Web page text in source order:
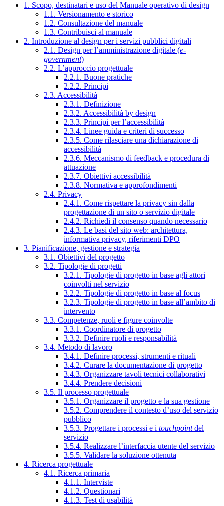
1. Scopo, destinatari e uso del Manuale operativo di design
1.1. Versionamento e storico
1.2. Consultazione del manuale
1.3. Contribuisci al manuale
2. Introduzione al design per i servizi pubblici digitali
2.1. Design per l’amministrazione digitale (e-
government)
2.2. L’approccio progettuale
2.2.1. Buone pratiche
2.2.2. Principi
2.3. Accessibilità
2.3.1. Definizione
2.3.2. Accessibilità by design
2.3.3. Principi per l’accessibilità
2.3.4. Linee guida e criteri di successo
2.3.5. Come rilasciare una dichiarazione di
accessibilità
2.3.6. Meccanismo di feedback e procedura di
attuazione
2.3.7. Obiettivi accessibilità
2.3.8. Normativa e approfondimenti
2.4. Privacy
2.4.1. Come rispettare la privacy sin dalla
progettazione di un sito o servizio digitale
2.4.2. Richiedi il consenso quando necessario
2.4.3. Le basi del sito web: architettura,
informativa privacy, riferimenti DPO
3. Pianificazione, gestione e strategia
3.1. Obiettivi del progetto
3.2. Tipologie di progetti
3.2.1. Tipologie di progetto in base agli attori
coinvolti nel servizio
3.2.2. Tipologie di progetto in base al focus
3.2.3. Tipologie di progetto in base all’ambito di
intervento
3.3. Competenze, ruoli e figure coinvolte
3.3.1. Coordinatore di progetto
3.3.2. Definire ruoli e responsabilità
3.4. Metodo di lavoro
3.4.1. Definire processi, strumenti e rituali
3.4.2. Curare la documentazione di progetto
3.4.3. Organizzare tavoli tecnici collaborativi
3.4.4. Prendere decisioni
3.5. Il processo progettuale
3.5.1. Organizzare il progetto e la sua gestione
3.5.2. Comprendere il contesto d’uso del servizio
pubblico
3.5.3. Progettare i processi e i touchpointdel
servizio
3.5.4. Realizzare l’interfaccia utente del servizio
3.5.5. Validare la soluzione ottenuta
4. Ricerca progettuale
4.1. Ricerca primaria
4.1.1. Interviste
4.1.2. Questionari
4.1.3. Test di usabilità